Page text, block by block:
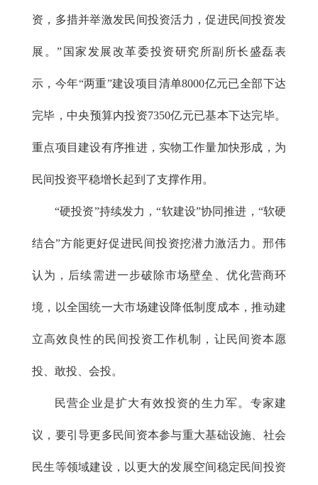
资，多措并举激发民间投资活力，促进民间投资发
展。”国家发展改革委投资研究所副所长盛磊表
示，今年“两重”建设项目清单8000亿元已全部下达
完毕，中央预算内投资7350亿元已基本下达完毕。
重点项目建设有序推进，实物工作量加快形成，为
民间投资平稳增长起到了支撑作用。
“硬投资”持续发力，“软建设”协同推进，“软硬
结合”方能更好促进民间投资挖潜力激活力。邢伟
认为，后续需进一步破除市场壁垒、优化营商环
境，以全国统一大市场建设降低制度成本，推动建
立高效良性的民间投资工作机制，让民间资本愿
投、敢投、会投。
民营企业是扩大有效投资的生力军。专家建
议，要引导更多民间资本参与重大基础设施、社会
民生等领域建设，以更大的发展空间稳定民间投资